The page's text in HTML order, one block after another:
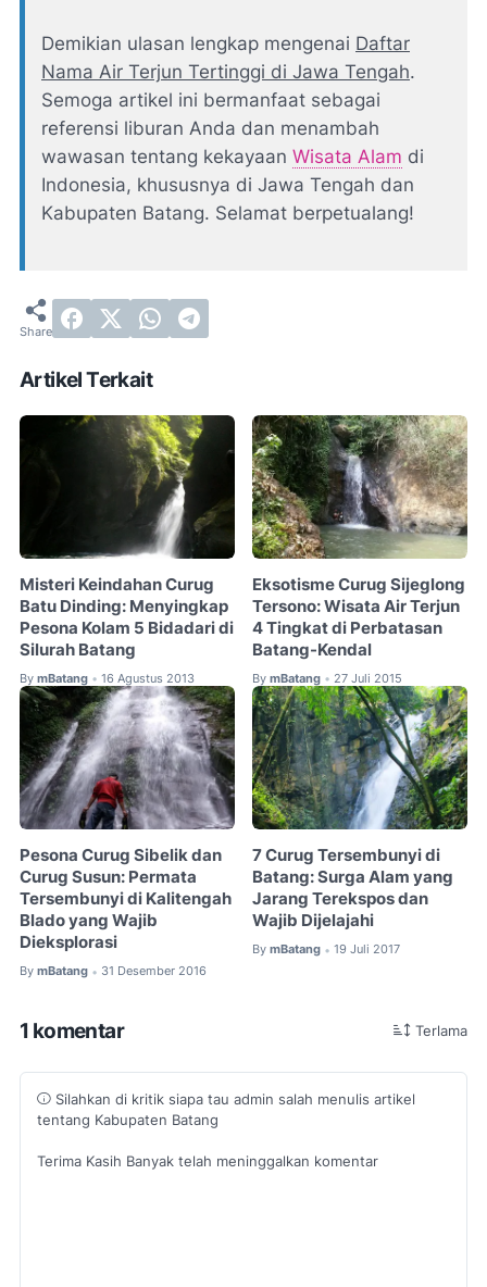
Demikian ulasan lengkap mengenai Daftar
Nama Air Terjun Tertinggi di Jawa Tengah.
Semoga artikel ini bermanfaat sebagai
referensi liburan Anda dan menambah
wawasan tentang kekayaan Wisata Alam di
Indonesia, khususnya di Jawa Tengah dan
Kabupaten Batang. Selamat berpetualang!
Artikel Terkait
Misteri Keindahan Curug
Batu Dinding: Menyingkap
Pesona Kolam 5 Bidadari di
Silurah Batang
By mBatang • 16 Agustus 2013
Eksotisme Curug Sijeglong
Tersono: Wisata Air Terjun
4 Tingkat di Perbatasan
Batang-Kendal
By mBatang • 27 Juli 2015
Pesona Curug Sibelik dan
Curug Susun: Permata
Tersembunyi di Kalitengah
Blado yang Wajib
Dieksplorasi
By mBatang • 31 Desember 2016
7 Curug Tersembunyi di
Batang: Surga Alam yang
Jarang Terekspos dan
Wajib Dijelajahi
By mBatang • 19 Juli 2017
1 komentar Terlama
Silahkan di kritik siapa tau admin salah menulis artikel
tentang Kabupaten Batang
Terima Kasih Banyak telah meninggalkan komentar